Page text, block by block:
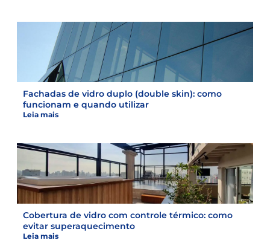
Fachadas de vidro duplo (double skin): como
funcionam e quando utilizar
Leia mais
Cobertura de vidro com controle térmico: como
evitar superaquecimento
Leia mais